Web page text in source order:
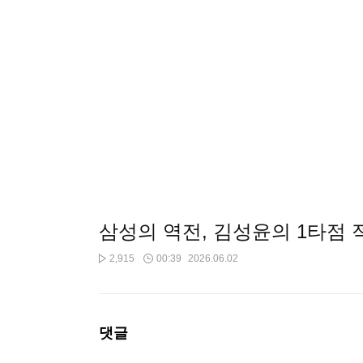
삼성의 역전, 김성윤의 1타점
2,915 00:39 2026.06.02
댓글